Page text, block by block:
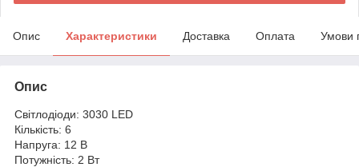
Опис Характеристики Доставка Оплата Умови
Опис
Світлодіоди: 3030 LED
Кількість: 6
Напруга: 12 В
Потужність: 2 Вт